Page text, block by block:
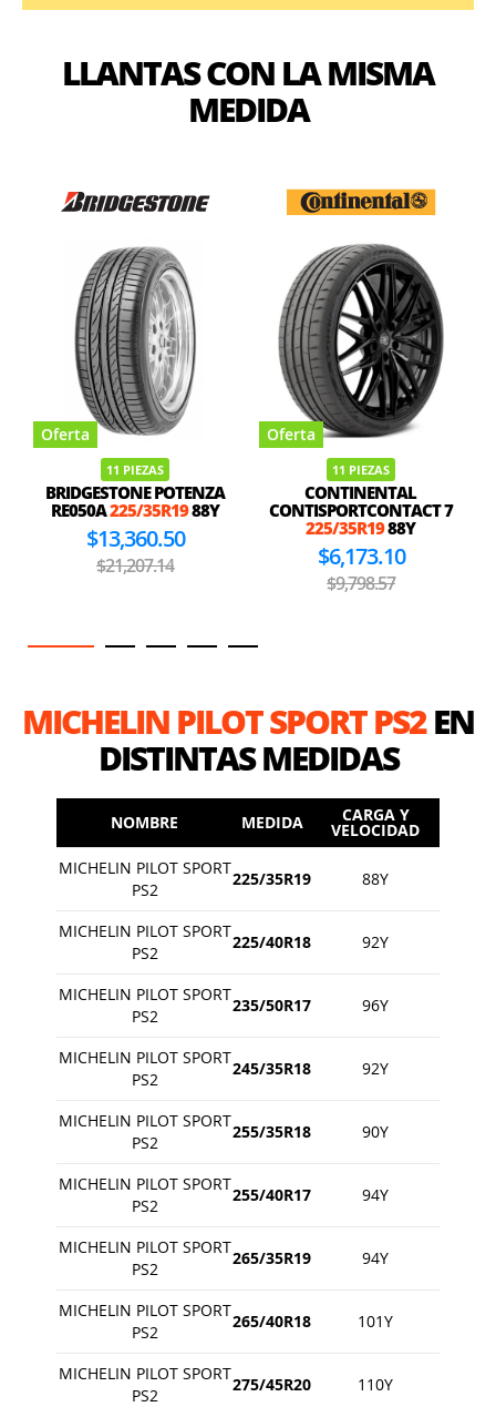
LLANTAS CON LA MISMA
MEDIDA
Oferta
11 PIEZAS
BRIDGESTONE POTENZA
RE050A225/35R1988Y
$13,360.50
$21,207.14
Oferta
11 PIEZAS
CONTINENTAL
CONTISPORTCONTACT 7
225/35R1988Y
$6,173.10
$9,798.57
MICHELIN PILOT SPORT PS2EN
DISTINTAS MEDIDAS
NOMBRE MEDIDA CARGA Y
VELOCIDAD
MICHELIN PILOT SPORT
PS2
225/35R19 88Y
MICHELIN PILOT SPORT
PS2
225/40R18 92Y
MICHELIN PILOT SPORT
PS2
235/50R17 96Y
MICHELIN PILOT SPORT
PS2
245/35R18 92Y
MICHELIN PILOT SPORT
PS2
255/35R18 90Y
MICHELIN PILOT SPORT
PS2
255/40R17 94Y
MICHELIN PILOT SPORT
PS2
265/35R19 94Y
MICHELIN PILOT SPORT
PS2
265/40R18 101Y
MICHELIN PILOT SPORT
PS2
275/45R20 110Y